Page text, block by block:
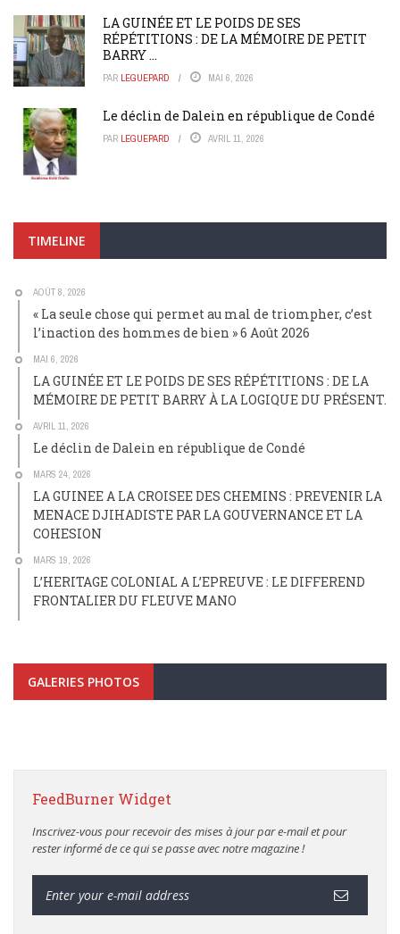
LA GUINÉE ET LE POIDS DE SES
RÉPÉTITIONS : DE LA MÉMOIRE DE PETIT
BARRY ...
PAR LEGUEPARD MAI 6, 2026
Le déclin de Dalein en république de Condé
PAR LEGUEPARD AVRIL 11, 2026
TIMELINE
AOÛT 8, 2026
« La seule chose qui permet au mal de triompher, c’est
l’inaction des hommes de bien » 6 Août 2026
MAI 6, 2026
LA GUINÉE ET LE POIDS DE SES RÉPÉTITIONS : DE LA
MÉMOIRE DE PETIT BARRY À LA LOGIQUE DU PRÉSENT.
AVRIL 11, 2026
Le déclin de Dalein en république de Condé
MARS 24, 2026
LA GUINEE A LA CROISEE DES CHEMINS : PREVENIR LA
MENACE DJIHADISTE PAR LA GOUVERNANCE ET LA
COHESION
MARS 19, 2026
L’HERITAGE COLONIAL A L’EPREUVE : LE DIFFEREND
FRONTALIER DU FLEUVE MANO
GALERIES PHOTOS
FeedBurner Widget
Inscrivez-vous pour recevoir des mises à jour par e-mail et pour
rester informé de ce qui se passe avec notre magazine !